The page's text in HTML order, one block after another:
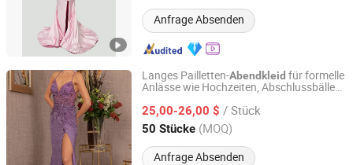
Anfrage Absenden
Langes Pailletten-Abendkleid für formelle
Anlässe wie Hochzeiten, Abschlussbälle
25,00-26,00 $ / Stück
50 Stücke (MOQ)
Anfrage Absenden
Guangzhou Panyu district south village Jinluoxuan
clothing factory
Guangdong, China Seit 2025